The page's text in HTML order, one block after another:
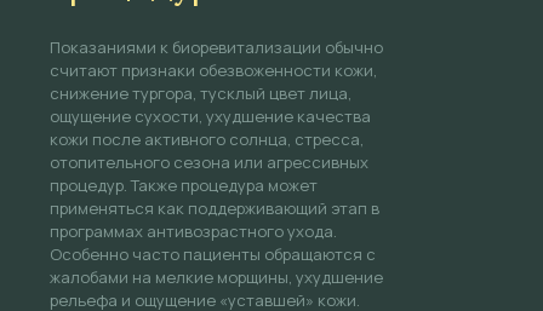
Показаниями к биоревитализации обычно
считают признаки обезвоженности кожи,
снижение тургора, тусклый цвет лица,
ощущение сухости, ухудшение качества
кожи после активного солнца, стресса,
отопительного сезона или агрессивных
процедур. Также процедура может
применяться как поддерживающий этап в
программах антивозрастного ухода.
Особенно часто пациенты обращаются с
жалобами на мелкие морщины, ухудшение
рельефа и ощущение «уставшей» кожи.